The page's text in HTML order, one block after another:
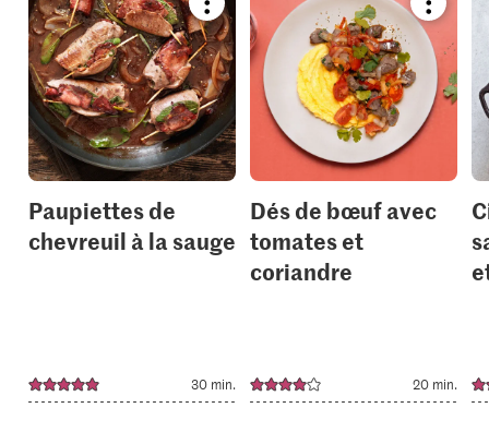
Bookmark
recipe
or
add
it
to
your
collections.
Paupiettes de
chevreuil à la sauge
30 min.
recipe
or
add
to
your
Dés de bœuf avec
tomates et
coriandre
20 min.